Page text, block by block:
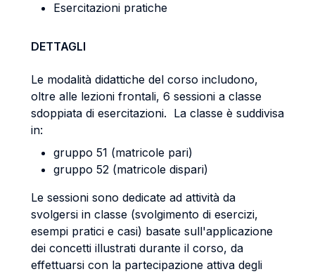
Esercitazioni pratiche
DETTAGLI
Le modalità didattiche del corso includono,
oltre alle lezioni frontali, 6 sessioni a classe
sdoppiata di esercitazioni. La classe è suddivisa
in:
gruppo 51 (matricole pari)
gruppo 52 (matricole dispari)
Le sessioni sono dedicate ad attività da
svolgersi in classe (svolgimento di esercizi,
esempi pratici e casi) basate sull'applicazione
dei concetti illustrati durante il corso, da
effettuarsi con la partecipazione attiva degli